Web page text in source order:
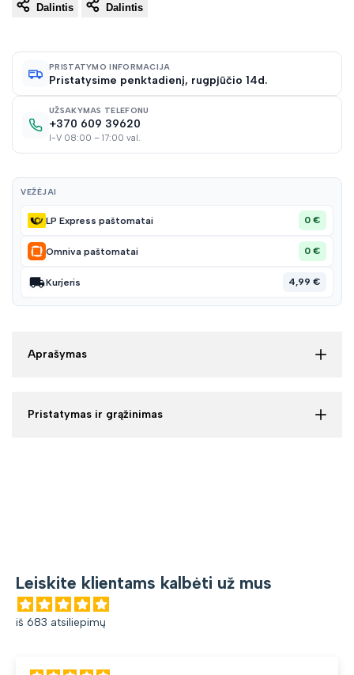
Dalintis Dalintis
PRISTATYMO INFORMACIJA
Pristatysime penktadienį, rugpjūčio 14d.
UŽSAKYMAS TELEFONU
+370 609 39620
I-V 08:00 – 17:00 val.
VEŽĖJAI
LP Express paštomatai 0 €
Omniva paštomatai 0 €
Kurjeris 4,99 €
Aprašymas
Pristatymas ir grąžinimas
Leiskite klientams kalbėti už mus
iš 683 atsiliepimų